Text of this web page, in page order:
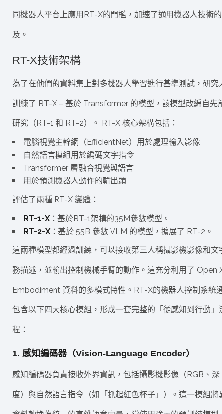
同機器人平台上應用RT-X的門檻，加速了通用機器人技術
及。
RT-X技術架構
為了在他們的資料集上對多機器人學習進行基準測試，研究
訓練了 RT-X – 基於 Transformer 的模型，該模型改編自先
研究（RT-1 和 RT-2）。 RT-X 核心架構包括：
電腦視覺主幹網（EfficientNet）用於處理輸入影像
自然語言模組用於編碼文字指令
Transformer 層融合視覺與語言
用於預測機器人動作的輸出頭
評估了兩種 RT-X 變體：
RT-1-X：基於RT-1架構的35M參數模型。
RT-2-X：基於 55B 參數 VLM 的模型，擴展了 RT-2。
這兩種模型都經過訓練，可以接收第三人稱攝影機影像和文
務描述，並輸出控制機械手臂的動作。這充分利用了 Open
Embodiment 資料的多模式特性。RT-X的機器人控制系統
包含以下四大核心模組，形成一套完整的「從感知到行動」
程：
1. 感知編碼器（Vision-Language Encoder）
感知編碼器負責接收外界資訊，包括攝影機影像（RGB、深
度）與自然語言指令（如「抓起紅色杯子」）。這一模組將